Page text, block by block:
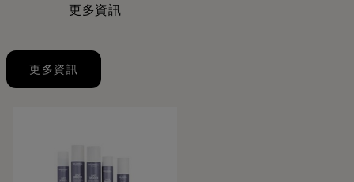
更多資訊
更多資訊